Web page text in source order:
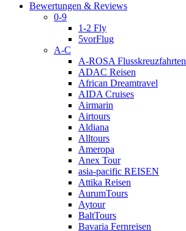
Bewertungen & Reviews
0-9
1-2 Fly
5vorFlug
A-C
A-ROSA Flusskreuzfahrten
ADAC Reisen
African Dreamtravel
AIDA Cruises
Airmarin
Airtours
Aldiana
Alltours
Ameropa
Anex Tour
asia-pacific REISEN
Attika Reisen
AurumTours
Aytour
BaltTours
Bavaria Fernreisen